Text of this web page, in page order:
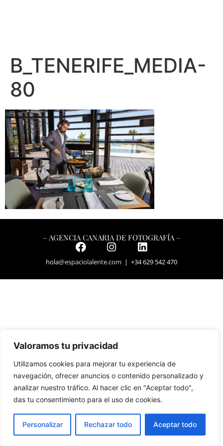
Valoramos tu privacidad
Utilizamos cookies para mejorar tu experiencia de
navegación, ofrecer anuncios o contenido personalizado y
analizar nuestro tráfico. Al hacer clic en "Aceptar todo",
das tu consentimiento para el uso de cookies.
Personalizar Rechazar todo Aceptar todo
B_TENERIFE_MEDIA-
80
– AGENCIA CANARIA DE FOTOGRAFÍA –
hola@espaciolalente.com | +34 629 542 470